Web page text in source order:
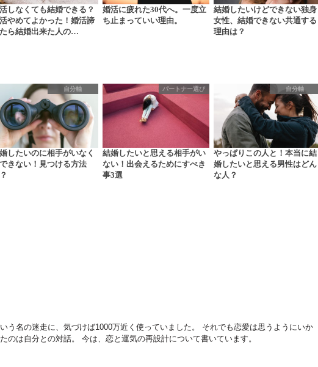
しなくても結婚できる？
やめてよかった！婚活諦
ら結婚出来た人の…
婚活に疲れた30代へ。一度立
ち止まっていい理由。
結婚したいけどできない独身
女性、結婚できない共通する
理由は？
自分軸
したいのに相手がいなく
きない！見つける方法
パートナー選び
結婚したいと思える相手がい
ない！出会えるためにすべき
事3選
自分軸
やっぱりこの人と！本当に結
婚したいと思える男性はどん
な人？
う名の迷走に、気づけば1000万近く使っていました。 それでも恋愛は思うようにいか
のは自分との対話。 今は、恋と運気の再設計について書いています。